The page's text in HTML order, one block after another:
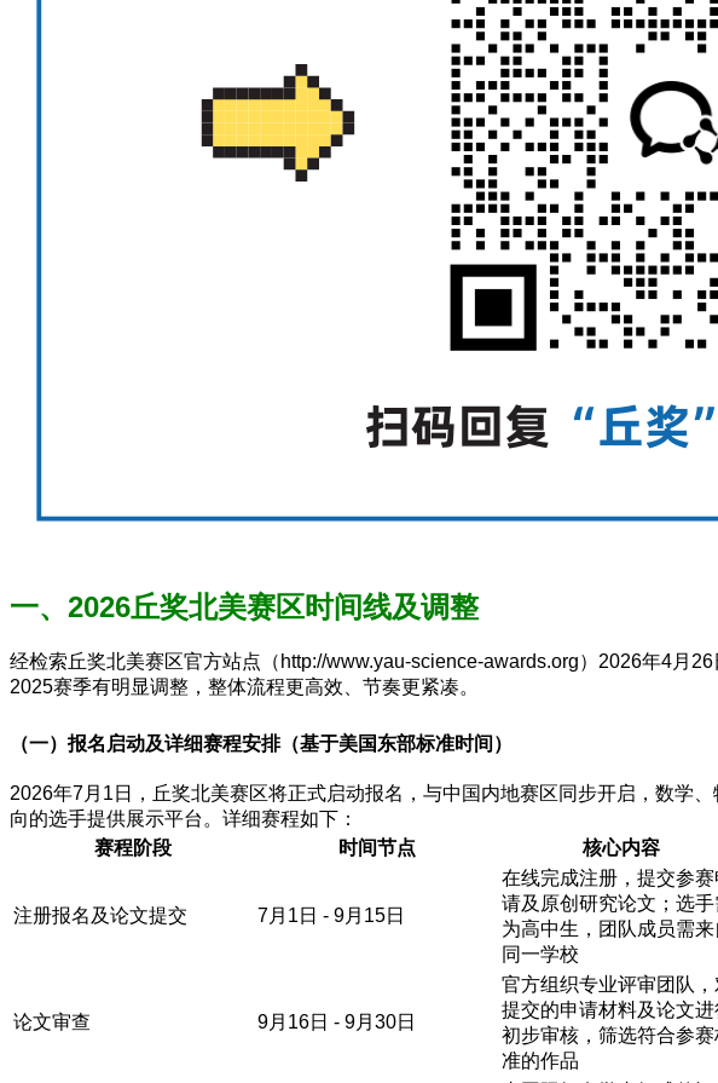
一、2026丘奖北美赛区时间线及调整
经检索丘奖北美赛区官方站点（http://www.yau-science-awards.org）2026年4月
2025赛季有明显调整，整体流程更高效、节奏更紧凑。
（一）报名启动及详细赛程安排（基于美国东部标准时间）
2026年7月1日，丘奖北美赛区将正式启动报名，与中国内地赛区同步开启，数学
向的选手提供展示平台。详细赛程如下：
赛程阶段
时间节点 核心内容
注册报名及论文提交 7月1日 - 9月15日
在线完成注册，提交参赛
请及原创研究论文；选手
为高中生，团队成员需来
同一学校
论文审查 9月16日 - 9月30日
官方组织专业评审团队，
提交的申请材料及论文进
初步审核，筛选符合参赛
准的作品